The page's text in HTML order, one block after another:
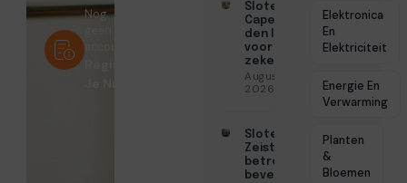
Slotenmaker
Capelle aan
den IJssel
voor
zekerheid
Augustus 3,
2026
Slotenmaker
Zeist voor
betrouwbare
beveiliging
Elektronica
En
Elektriciteit
Energie En
Verwarming
Planten
&
Bloemen
Nog
account?